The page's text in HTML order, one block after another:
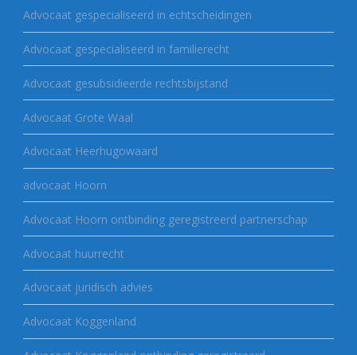
Advocaat gespecialiseerd in echtscheidingen
Advocaat gespecialiseerd in familierecht
Advocaat gesubsidieerde rechtsbijstand
Advocaat Grote Waal
Advocaat Heerhugowaard
advocaat Hoorn
Advocaat Hoorn ontbinding geregistreerd partnerschap
Advocaat huurrecht
Advocaat juridisch advies
Advocaat Koggenland